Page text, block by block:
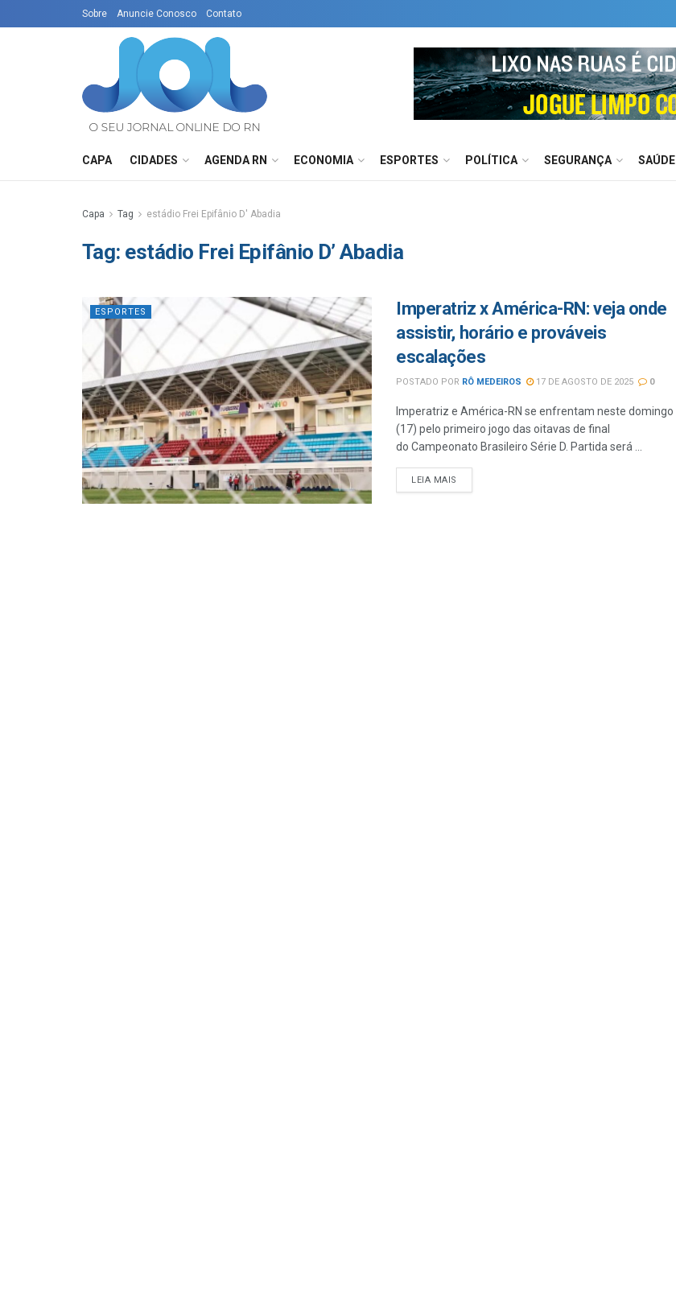
Sobre Anuncie Conosco Contato
CAPA CIDADES AGENDA RN ECONOMIA ESPORTES POLÍTICA SEGURANÇA SAÚDE
Capa Tag estádio Frei Epifânio D' Abadia
Tag: estádio Frei Epifânio D’ Abadia
ESPORTES
Imperatriz x América-RN: veja onde
assistir, horário e prováveis
escalações
POSTADO POR RÔ MEDEIROS 17 DE AGOSTO DE 2025 0
Imperatriz e América-RN se enfrentam neste domingo
(17) pelo primeiro jogo das oitavas de final
do Campeonato Brasileiro Série D. Partida será ...
LEIA MAIS